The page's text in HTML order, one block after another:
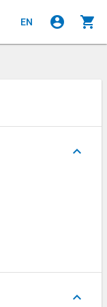
EN account_circle shopping_cart
keyboard_arrow_up
keyboard_arrow_up